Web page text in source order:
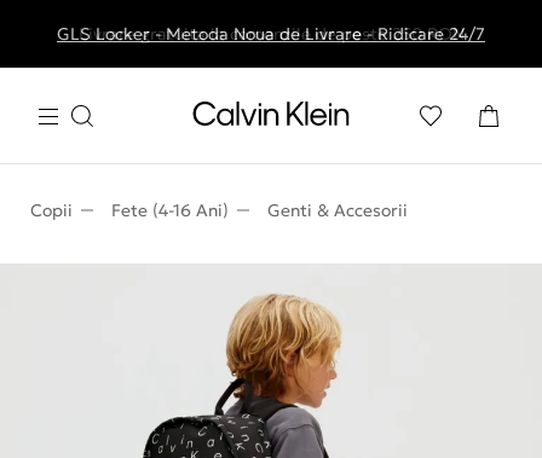
Livrare gratuita la comenzile de peste 250 RON
GLS Locker - Metoda Noua de Livrare - Ridicare 24/7
Copii Fete (4-16 Ani) Genti & Accesorii